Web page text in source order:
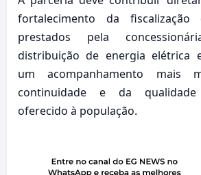
fortalecimento da fiscalização
prestados pela
distribuição de energia elétrica
um acompanhamento mais
continuidade e da
oferecido à população.